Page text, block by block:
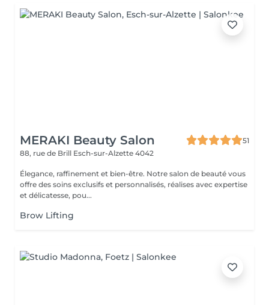
MERAKI Beauty Salon
51
88, rue de Brill Esch-sur-Alzette 4042
Élegance, raffinement et bien-être. Notre salon de beauté vous
offre des soins exclusifs et personnalisés, réalises avec expertise
et délicatesse, pou...
Brow Lifting